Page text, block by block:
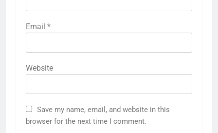
Email *
Website
Save my name, email, and website in this
browser for the next time I comment.